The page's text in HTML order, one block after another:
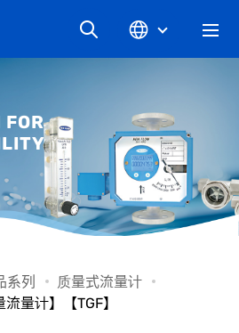
消息
识文章
FOR
系列
质量式流量计
流量计】【TGF】